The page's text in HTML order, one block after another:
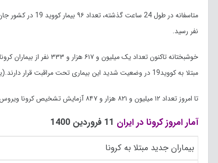
نفر رسید.
مبتلا به کووید19 در وضعیت شدید این بیماری تحت مراقبت قرار دارند.(یازدهم فروردین هزار و چهارصد)
تا امروز تعداد ۱۲ میلیون و ۸۲۱ هزار و ۸۴۷ آزمایش تشخیص کرونا ویروس در کشور ایران انجام شده است.
آمار امروز کرونا در ایران
بیماران جدید مبتلا به کرونا